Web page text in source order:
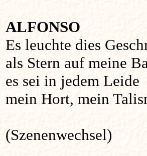
ALFONSO
Es leuchte dies
als Stern auf meine
es sei in jedem Leide
mein Hort, mein
(Szenenwechsel)